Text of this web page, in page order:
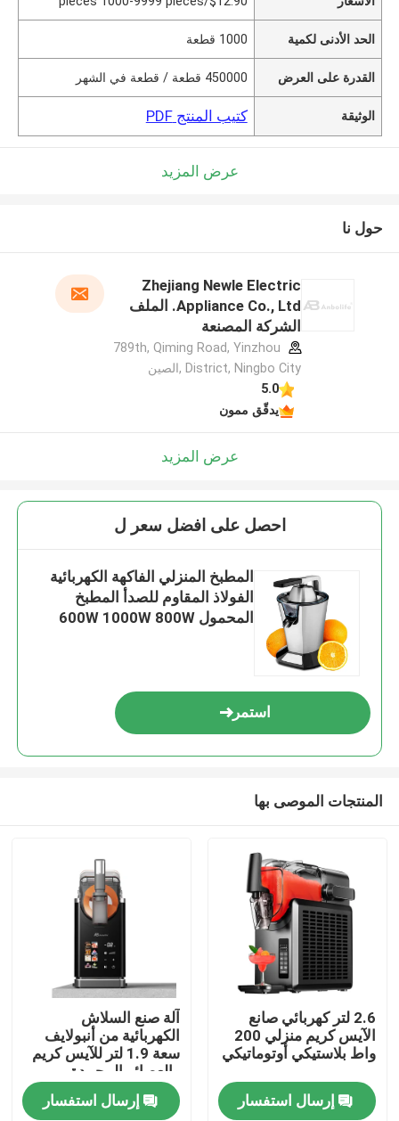
الحد الأدنى لكمية 1000 قطعة
القدرة على العرض 450000 قطعة / قطعة في الشهر
الوثيقة كتيب المنتج PDF
عرض المزيد
حول نا
Zhejiang Newle Electric
Appliance Co., Ltd. الملف
الشركة المصنعة
789th, Qiming Road, Yinzhou
District, Ningbo City ,الصين
5.0
يدقّق ممون
عرض المزيد
احصل على افضل سعر ل
المطبخ المنزلي الفاكهة الكهربائية
الفولاذ المقاوم للصدأ المطبخ
المحمول 600W 1000W 800W
استمر
المنتجات الموصى بها
2.6 لتر كهربائي صانع
الآيس كريم منزلي 200
واط بلاستيكي أوتوماتيكي
إرسال استفسار
آلة صنع السلاش
الكهربائية من أنبولايف
سعة 1.9 لتر للآيس كريم
والعصائر المجمدة
إرسال استفسار